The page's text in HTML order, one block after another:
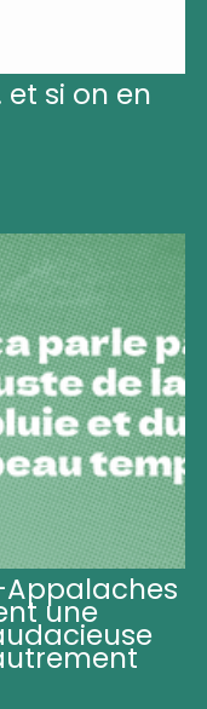
et si on en
Appalaches
une